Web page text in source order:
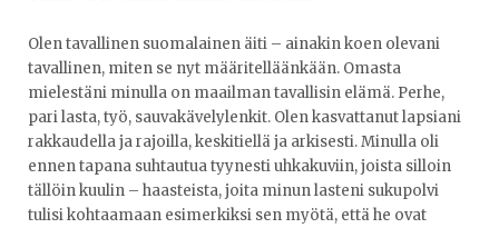
Olen tavallinen suomalainen äiti – ainakin koen olevani
tavallinen, miten se nyt määritelläänkään. Omasta
mielestäni minulla on maailman tavallisin elämä. Perhe,
pari lasta, työ, sauvakävelylenkit. Olen kasvattanut lapsiani
rakkaudella ja rajoilla, keskitiellä ja arkisesti. Minulla oli
ennen tapana suhtautua tyynesti uhkakuviin, joista silloin
tällöin kuulin – haasteista, joita minun lasteni sukupolvi
tulisi kohtaamaan esimerkiksi sen myötä, että he ovat